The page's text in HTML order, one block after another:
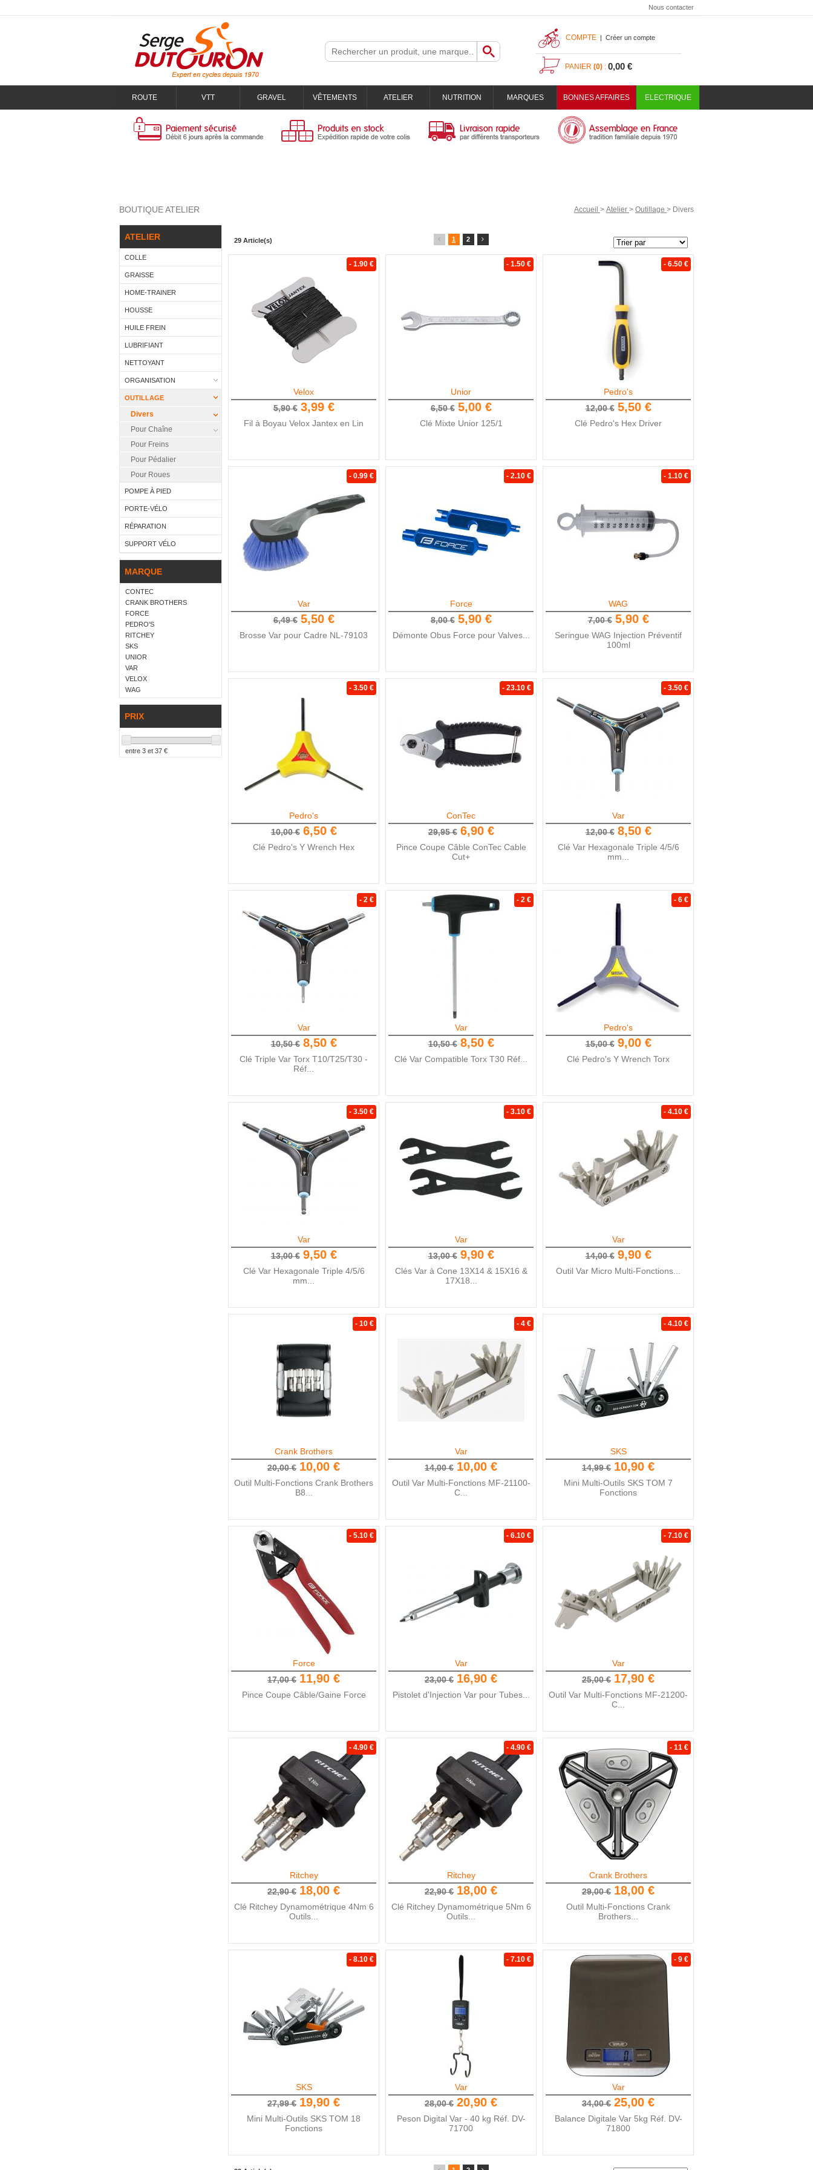
Nous contacter
COMPTE | Créer un compte
PANIER (0) : 0,00 €
ROUTE VTT GRAVEL VÊTEMENTS ATELIER NUTRITION MARQUES BONNES AFFAIRES ELECTRIQUE
BOUTIQUE ATELIER Accueil > Atelier > Outillage > Divers
ATELIER
COLLE
GRAISSE
HOME-TRAINER
HOUSSE
HUILE FREIN
LUBRIFIANT
NETTOYANT
ORGANISATION
OUTILLAGE
Divers
Pour Chaîne
Pour Freins
Pour Pédalier
Pour Roues
POMPE À PIED
PORTE-VÉLO
RÉPARATION
SUPPORT VÉLO
MARQUE
CONTEC
CRANK BROTHERS
FORCE
PEDRO'S
RITCHEY
SKS
UNIOR
VAR
VELOX
WAG
PRIX
entre 3 et 37 €
29 Article(s) 1 2
- 1.90 €
Velox
5,90 € 3,99 €
Fil à Boyau Velox Jantex en Lin
- 1.50 €
Unior
6,50 € 5,00 €
Clé Mixte Unior 125/1
- 6.50 €
Pedro's
12,00 € 5,50 €
Clé Pedro's Hex Driver
- 0.99 €
Var
6,49 € 5,50 €
Brosse Var pour Cadre NL-79103
- 2.10 €
Force
8,00 € 5,90 €
Démonte Obus Force pour Valves...
- 1.10 €
WAG
7,00 € 5,90 €
Seringue WAG Injection Préventif
100ml
- 3.50 €
Pedro's
10,00 € 6,50 €
Clé Pedro's Y Wrench Hex
- 23.10 €
ConTec
29,95 € 6,90 €
Pince Coupe Câble ConTec Cable
Cut+
- 3.50 €
Var
12,00 € 8,50 €
Clé Var Hexagonale Triple 4/5/6
mm...
- 2 €
Var
10,50 € 8,50 €
Clé Triple Var Torx T10/T25/T30 -
Réf...
- 2 €
Var
10,50 € 8,50 €
Clé Var Compatible Torx T30 Réf...
- 6 €
Pedro's
15,00 € 9,00 €
Clé Pedro's Y Wrench Torx
- 3.50 €
Var
13,00 € 9,50 €
Clé Var Hexagonale Triple 4/5/6
mm...
- 3.10 €
Var
13,00 € 9,90 €
Clés Var à Cone 13X14 & 15X16 &
17X18...
- 4.10 €
Var
14,00 € 9,90 €
Outil Var Micro Multi-Fonctions...
- 10 €
Crank Brothers
20,00 € 10,00 €
Outil Multi-Fonctions Crank Brothers
B8...
- 4 €
Var
14,00 € 10,00 €
Outil Var Multi-Fonctions MF-21100-
C...
- 4.10 €
SKS
14,99 € 10,90 €
Mini Multi-Outils SKS TOM 7
Fonctions
- 5.10 €
Force
17,00 € 11,90 €
Pince Coupe Câble/Gaine Force
- 6.10 €
Var
23,00 € 16,90 €
Pistolet d'Injection Var pour Tubes...
- 7.10 €
Var
25,00 € 17,90 €
Outil Var Multi-Fonctions MF-21200-
C...
- 4.90 €
Ritchey
22,90 € 18,00 €
Clé Ritchey Dynamométrique 4Nm 6
Outils...
- 4.90 €
Ritchey
22,90 € 18,00 €
Clé Ritchey Dynamométrique 5Nm 6
Outils...
- 11 €
Crank Brothers
29,00 € 18,00 €
Outil Multi-Fonctions Crank
Brothers...
- 8.10 €
SKS
27,99 € 19,90 €
Mini Multi-Outils SKS TOM 18
Fonctions
- 7.10 €
Var
28,00 € 20,90 €
Peson Digital Var - 40 kg Réf. DV-
71700
- 9 €
Var
34,00 € 25,00 €
Balance Digitale Var 5kg Réf. DV-
71800